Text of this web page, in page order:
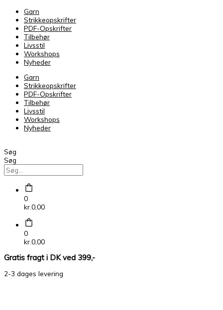
Garn
Strikkeopskrifter
PDF-Opskrifter
Tilbehør
Livsstil
Workshops
Nyheder
Garn
Strikkeopskrifter
PDF-Opskrifter
Tilbehør
Livsstil
Workshops
Nyheder
Søg
Søg
0
kr.0,00
0
kr.0,00
Gratis fragt i DK ved 399,-
2-3 dages levering